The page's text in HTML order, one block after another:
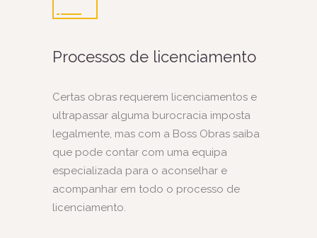
Processos de licenciamento
Certas obras requerem licenciamentos e
ultrapassar alguma burocracia imposta
legalmente, mas com a Boss Obras saiba
que pode contar com uma equipa
especializada para o aconselhar e
acompanhar em todo o processo de
licenciamento.